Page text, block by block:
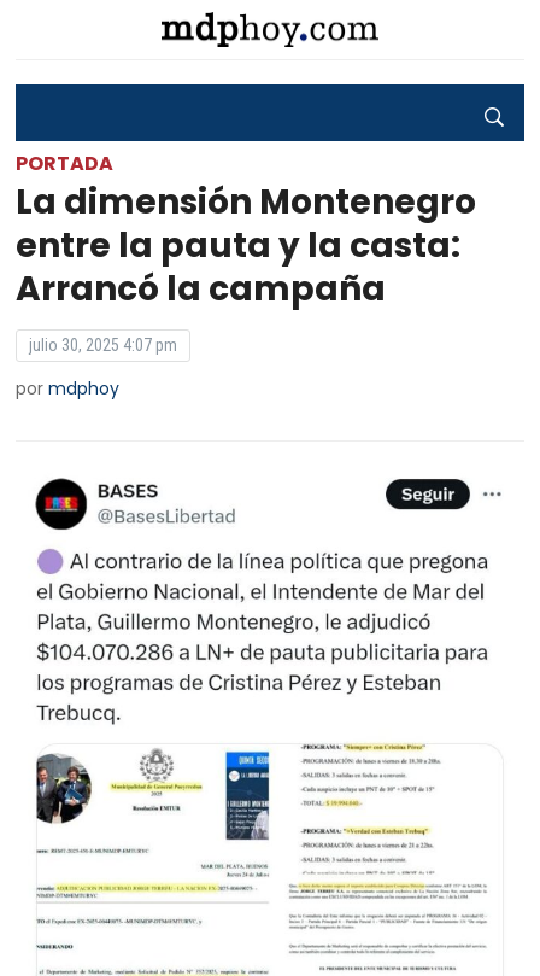
PORTADA
La dimensión Montenegro
entre la pauta y la casta:
Arrancó la campaña
julio 30, 2025 4:07 pm
pormdphoy